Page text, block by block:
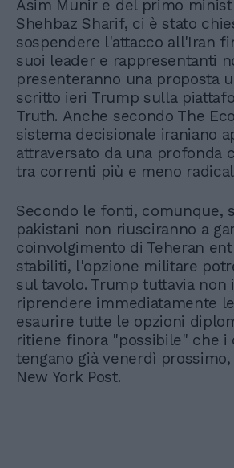
Asim Munir e del primo
Shehbaz Sharif, ci è stato
sospendere l'attacco all'Iran
suoi leader e rappresentanti
presenteranno una proposta
scritto ieri Trump sulla
Truth. Anche secondo The
sistema decisionale iraniano
attraversato da una profonda
tra correnti più e meno
Secondo le fonti, comunque,
pakistani non riusciranno a
coinvolgimento di Teheran
stabiliti, l'opzione militare
sul tavolo. Trump tuttavia non
riprendere immediatamente
esaurire tutte le opzioni
ritiene finora "possibile" che i
tengano già venerdì
New York Post.